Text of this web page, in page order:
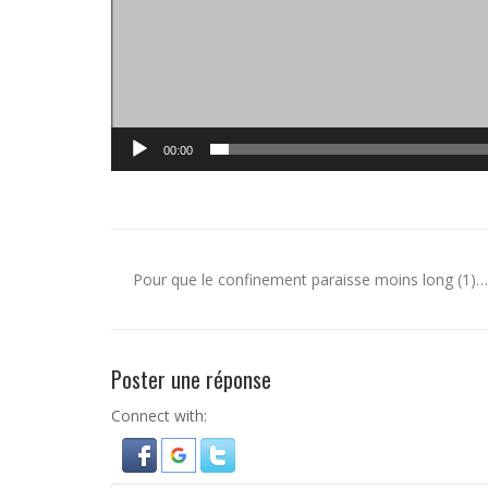
00:00
Pour que le confinement paraisse moins long (1)…
Poster une réponse
Connect with: